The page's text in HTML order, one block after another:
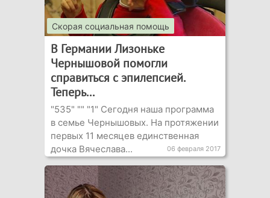
Скорая социальная помощь
В Германии Лизоньке
Чернышовой помогли
справиться с эпилепсией.
Теперь...
"535" "" "1" Сегодня наша программа
в семье Чернышовых. На протяжении
первых 11 месяцев единственная
дочка Вячеслава...
06 февраля 2017